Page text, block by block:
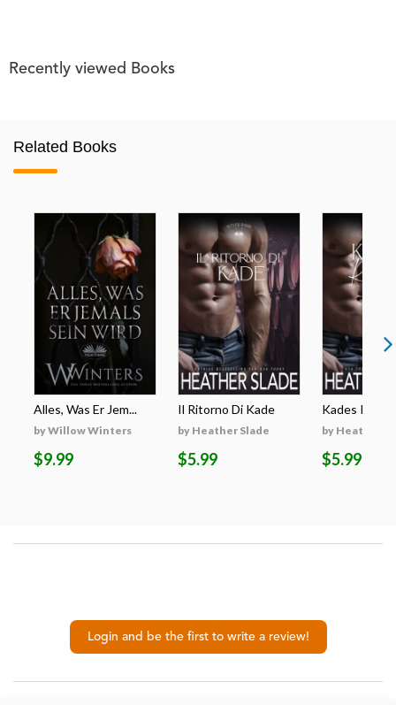
Recently viewed Books
Related Books
Alles, Was Er Jem...
by Willow Winters
$9.99
Il Ritorno Di Kade
by Heather Slade
$5.99
Kades
by Heather
$5.99
Login and be the first to write a review!